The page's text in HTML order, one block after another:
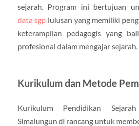
sejarah. Program ini bertujuan
data sgp lulusan yang memiliki
keterampilan pedagogis yang
profesional dalam mengajar sejarah.
Kurikulum dan Metode
Kurikulum Pendidikan
Simalungun di rancang untuk